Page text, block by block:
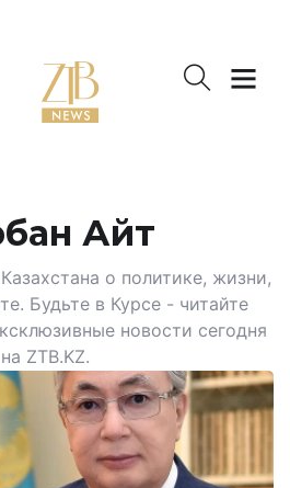
Айт
о политике, жизни,
Будьте в Курсе - читайте
новости сегодня
на ZTB.KZ.